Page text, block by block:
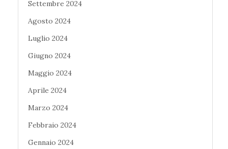
Settembre 2024
Agosto 2024
Luglio 2024
Giugno 2024
Maggio 2024
Aprile 2024
Marzo 2024
Febbraio 2024
Gennaio 2024